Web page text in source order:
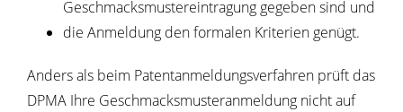
Geschmacksmustereintragung gegeben sind und
die Anmeldung den formalen Kriterien genügt.
Anders als beim Patentanmeldungsverfahren prüft das
DPMA Ihre Geschmacksmusteranmeldung nicht auf